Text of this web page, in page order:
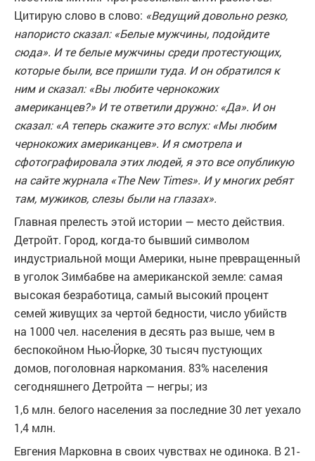
Цитирую слово в слово: «Ведущий довольно резко,
напористо сказал: «Белые мужчины, подойдите
сюда». И те белые мужчины среди протестующих,
которые были, все пришли туда. И он обратился к
ним и сказал: «Вы любите чернокожих
американцев?» И те ответили дружно: «Да». И он
сказал: «А теперь скажите это вслух: «Мы любим
чернокожих американцев». И я смотрела и
сфотографировала этих людей, я это все опубликую
на сайте журнала «The New Times». И у многих ребят
там, мужиков, слезы были на глазах».
Главная прелесть этой истории — место действия.
Детройт. Город, когда-то бывший символом
индустриальной мощи Америки, ныне превращенный
в уголок Зимбабве на американской земле: самая
высокая безработица, самый высокий процент
семей живущих за чертой бедности, число убийств
на 1000 чел. населения в десять раз выше, чем в
беспокойном Нью-Йорке, 30 тысяч пустующих
домов, поголовная наркомания. 83% населения
сегодняшнего Детройта — негры; из
1,6 млн. белого населения за последние 30 лет уехало
1,4 млн.
Евгения Марковна в своих чувствах не одинока. В 21-